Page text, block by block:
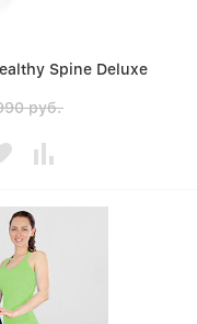
Spine Deluxe
руб.